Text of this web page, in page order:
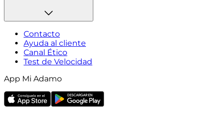
Contacto
Ayuda al cliente
Canal Ético
Test de Velocidad
App Mi Adamo